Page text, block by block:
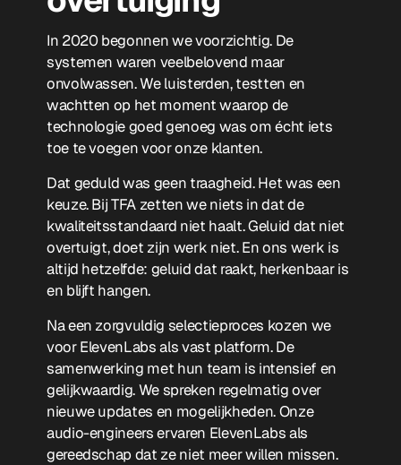
In 2020 begonnen we voorzichtig. De
systemen waren veelbelovend maar
onvolwassen. We luisterden, testten en
wachtten op het moment waarop de
technologie goed genoeg was om écht iets
toe te voegen voor onze klanten.
Dat geduld was geen traagheid. Het was een
keuze. Bij TFA zetten we niets in dat de
kwaliteitsstandaard niet haalt. Geluid dat niet
overtuigt, doet zijn werk niet. En ons werk is
altijd hetzelfde: geluid dat raakt, herkenbaar is
en blijft hangen.
Na een zorgvuldig selectieproces kozen we
voor ElevenLabs als vast platform. De
samenwerking met hun team is intensief en
gelijkwaardig. We spreken regelmatig over
nieuwe updates en mogelijkheden. Onze
audio-engineers ervaren ElevenLabs als
gereedschap dat ze niet meer willen missen.